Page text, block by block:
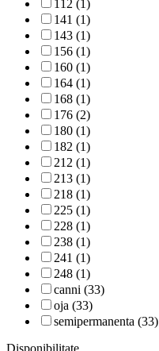
112 (1)
141 (1)
143 (1)
156 (1)
160 (1)
164 (1)
168 (1)
176 (2)
180 (1)
182 (1)
212 (1)
213 (1)
218 (1)
225 (1)
228 (1)
238 (1)
241 (1)
248 (1)
canni (33)
oja (33)
semipermanenta (33)
Disponibilitate